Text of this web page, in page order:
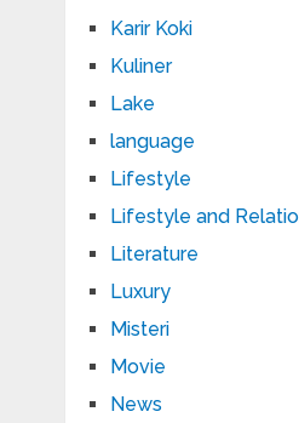
Karir Koki
Kuliner
Lake
language
Lifestyle
Lifestyle and
Literature
Luxury
Misteri
Movie
News